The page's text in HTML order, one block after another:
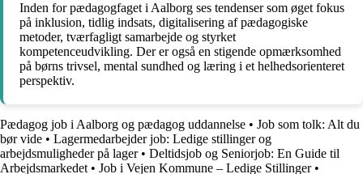
Inden for pædagogfaget i Aalborg ses tendenser som øget fokus
på inklusion, tidlig indsats, digitalisering af pædagogiske
metoder, tværfagligt samarbejde og styrket
kompetenceudvikling. Der er også en stigende opmærksomhed
på børns trivsel, mental sundhed og læring i et helhedsorienteret
perspektiv.
Pædagog job i Aalborg og pædagog uddannelse • Job som tolk: Alt du
bør vide • Lagermedarbejder job: Ledige stillinger og
arbejdsmuligheder på lager• Deltidsjob og Seniorjob: En Guide til
Arbejdsmarkedet• Job i Vejen Kommune – Ledige Stillinger•